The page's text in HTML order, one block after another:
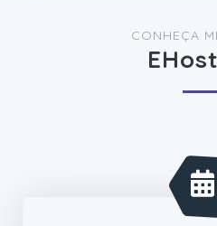
CONHEÇA